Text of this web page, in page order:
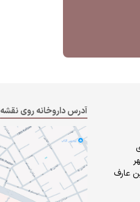
عارف
آدرس داروخانه روی نقشه